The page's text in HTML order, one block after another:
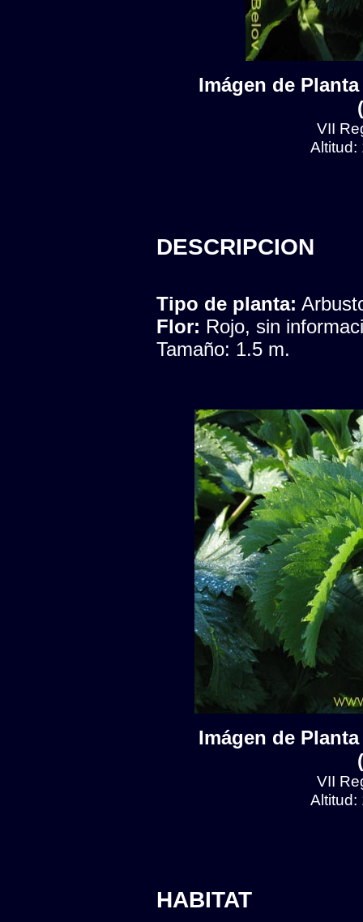
Imágen de
VII
Altitud:
DESCRIPCION
Tipo de planta:
Flor: Rojo, sin
Tamaño: 1.5 m.
Imágen de
VII
Altitud:
HABITAT